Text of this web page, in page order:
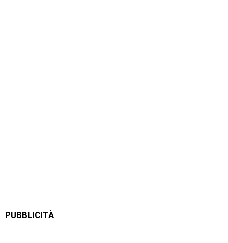
PUBBLICITÀ